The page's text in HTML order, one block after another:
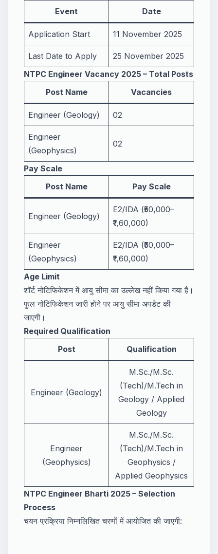
Event Date
Application Start 11 November 2025
Last Date to Apply
25 November 2025
NTPC Engineer Vacancy 2025 – Total Posts
Post Name
Vacancies
Engineer (Geology) 02
Engineer
(Geophysics)
02
Pay Scale
Post Name
Pay Scale
Engineer (Geology)
E2/IDA (₹50,000–
₹1,60,000)
Engineer
(Geophysics)
E2/IDA (₹50,000–
₹1,60,000)
Age Limit
शॉर्ट नोटिफिकेशन में आयु सीमा का उल्लेख नहीं किया गया है।
फुल नोटिफिकेशन जारी होने पर आयु सीमा अपडेट की
जाएगी।
Required Qualification
Post
Qualification
Engineer (Geology)
M.Sc./M.Sc.
(Tech)/M.Tech in
Geology / Applied
Geology
Engineer
(Geophysics)
M.Sc./M.Sc.
(Tech)/M.Tech in
Geophysics /
Applied Geophysics
NTPC Engineer Bharti 2025 – Selection
Process
चयन प्रक्रिया निम्नलिखित चरणों में आयोजित की जाएगी: